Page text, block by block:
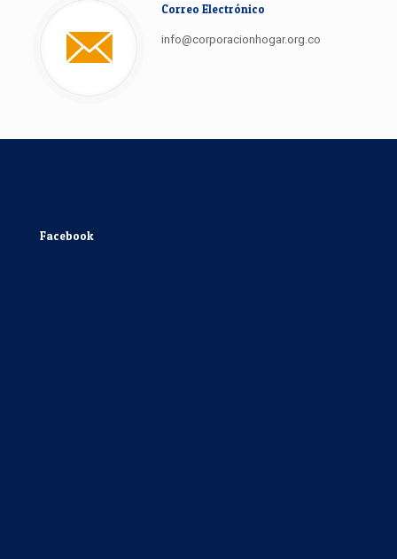
Correo Electrónico
info@corporacionhogar.org.co
Facebook